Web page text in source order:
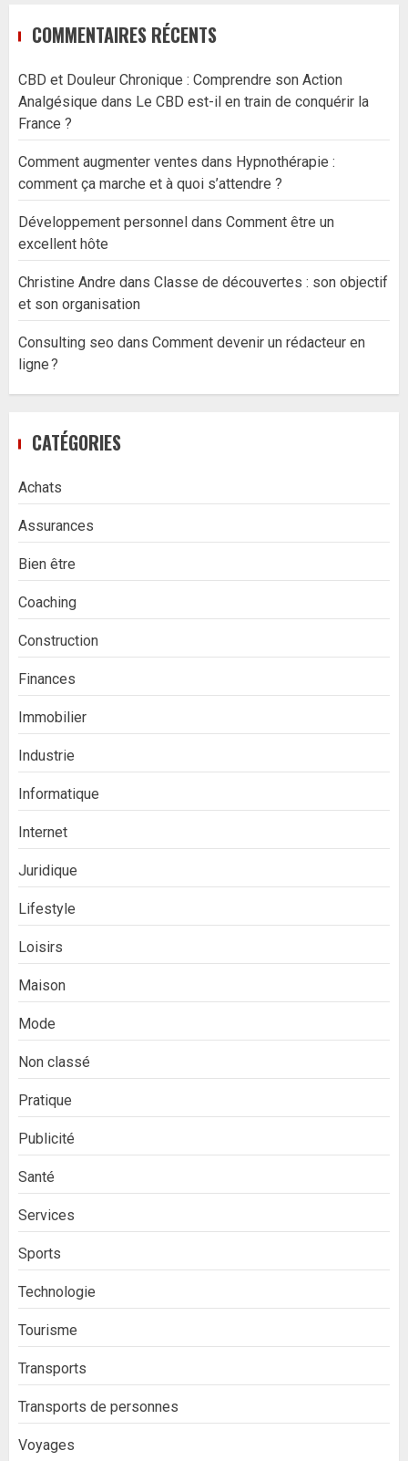
COMMENTAIRES RÉCENTS
CBD et Douleur Chronique : Comprendre son Action
Analgésique dans Le CBD est-il en train de conquérir la
France ?
Comment augmenter ventes dans Hypnothérapie :
comment ça marche et à quoi s’attendre ?
Développement personnel dans Comment être un
excellent hôte
Christine Andre dans Classe de découvertes : son objectif
et son organisation
Consulting seo dans Comment devenir un rédacteur en
ligne ?
CATÉGORIES
Achats
Assurances
Bien être
Coaching
Construction
Finances
Immobilier
Industrie
Informatique
Internet
Juridique
Lifestyle
Loisirs
Maison
Mode
Non classé
Pratique
Publicité
Santé
Services
Sports
Technologie
Tourisme
Transports
Transports de personnes
Voyages